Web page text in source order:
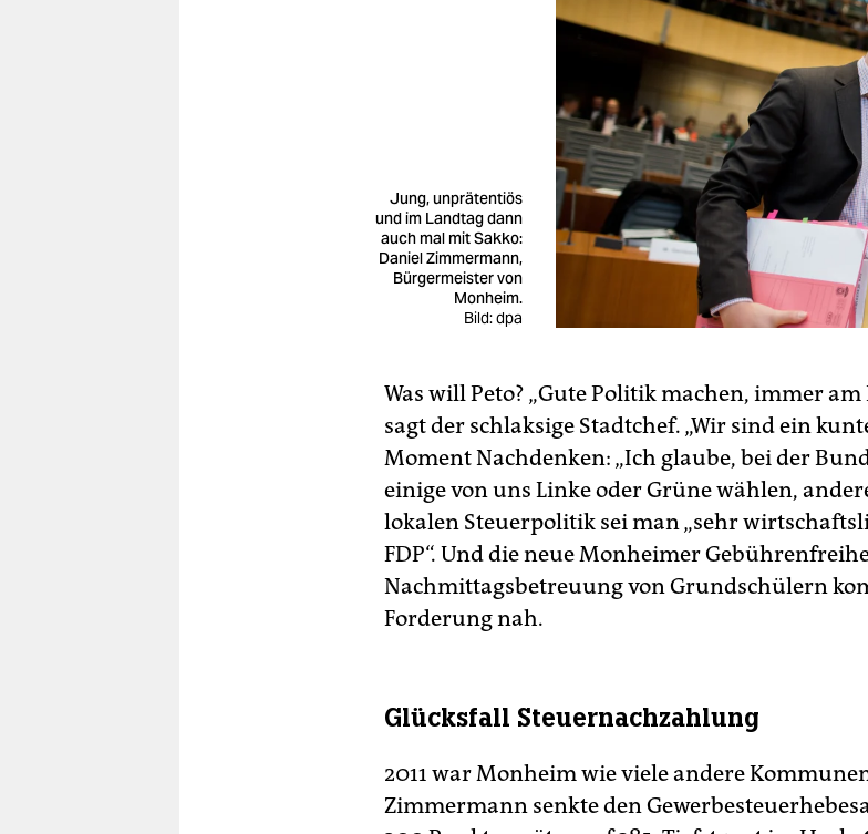
Jung, unprätentiös
und im Landtag dann
auch mal mit Sakko:
Daniel Zimmermann,
Bürgermeister von
Monheim.
Bild: dpa
Was will Peto? „Gute Politik machen, immer
sagt der schlaksige Stadtchef. „Wir sind ein
Moment Nachdenken: „Ich glaube, bei der
einige von uns Linke oder Grüne wählen,
lokalen Steuerpolitik sei man „sehr
FDP“. Und die neue Monheimer
Nachmittagsbetreuung von Grundschülern
Forderung nah.
Glücksfall Steuernachzahlung
2011 war Monheim wie viele andere
Zimmermann senkte den